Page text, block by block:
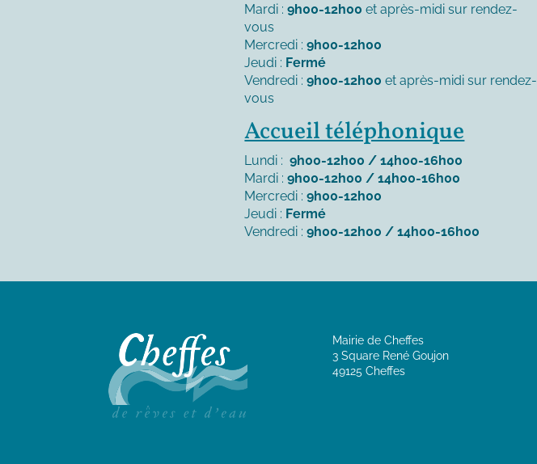
Mardi :9h00-12h00 et après-midi sur rendez-
vous
Mercredi :9h00-12h00
Jeudi : Fermé
Vendredi :9h00-12h00 et après-midi sur rendez-
vous
Accueil téléphonique
Lundi :9h00-12h00 / 14h00-16h00
Mardi :9h00-12h00 / 14h00-16h00
Mercredi :9h00-12h00
Jeudi : Fermé
Vendredi :9h00-12h00 / 14h00-16h00
Mairie de Cheffes
3 Square René Goujon
49125 Cheffes